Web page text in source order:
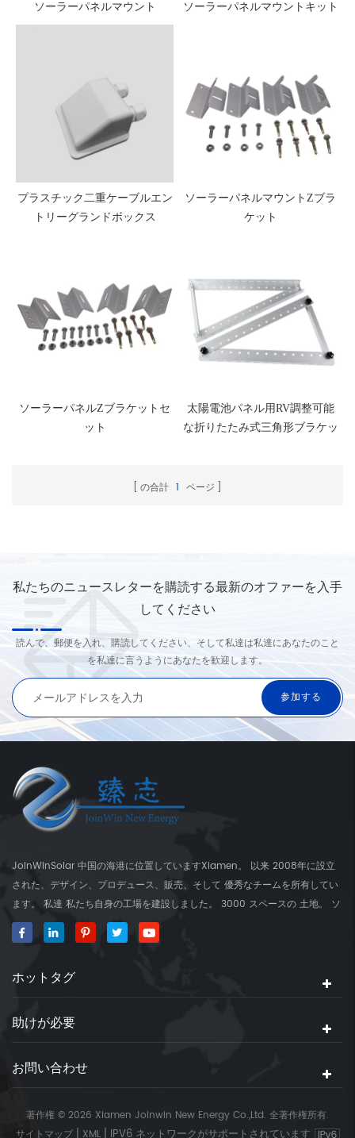
ソーラーパネルマウント
ソーラーパネルマウントキット
プラスチック二重ケーブルエン
トリーグランドボックス
ソーラーパネルマウントZブラ
ケット
ソーラーパネルZブラケットセ
ット
太陽電池パネル用RV調整可能
な折りたたみ式三角形ブラケッ
の合計 1 ページ
私たちのニュースレターを購読する最新のオファーを入手
してください
読んで、郵便を入れ、購読してください、そして私達は私達にあなたのこと
を私達に言うようにあなたを歓迎します。
JoinWinSolar 中国の海港に位置していますXiamen。 以来 2008年に設立
された、デザイン、プロデュース、販売、そして 優秀なチームを所有してい
ます。 私達 私たち自身の工場を建設しました。 3000 スペースの 土地。 ソ
ーラーマウンティングブラケットのグローバルサプライヤー、 JoinwinSolar
世界の周りの顧客に付加価値を作成しました。 ◆私たちの 製品
びアクセサリー 2、タイル ルーフソーラーマウントシステムとアクセサリー
3、 コンクリートフラットルーフソーラーマウントシステムとアクセサリー
4、ソーラーマウントアクセサリー 5、ワイヤー管理用製品 6、RVソーラー
パネルの取り付けブラケット 7、グラウンドネジ 私達 住宅と商業向けの世界
イル油圧プレス、パンチング機、鋼板剪断器、曲げ機、自動溶接機、シュリ
サービス 私達 デザイン、製造および設置ガイドを含むソーラーパネルマウン
トソリューションを使用します。クライアントの 要求
ホットタグ
助けが必要
お問い合わせ
著作権 © 2026 Xiamen Joinwin New Energy Co.,Ltd. 全著作権所有.
サイトマップ| XML| IPV6 ネットワークがサポートされています